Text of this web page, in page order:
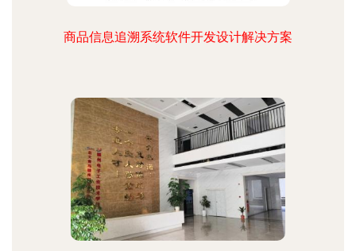
商品信息追溯系统软件开发设计解决方案